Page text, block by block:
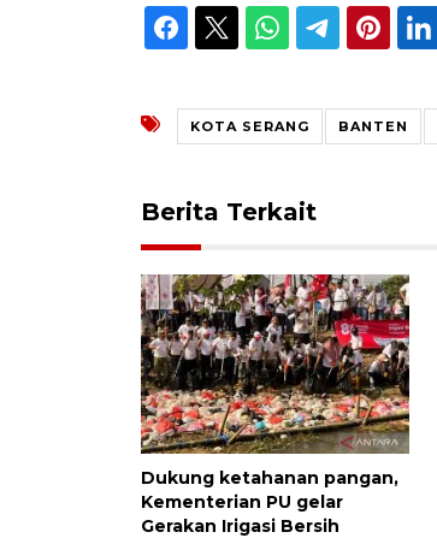
KOTA SERANG BANTEN
Berita Terkait
Dukung ketahanan pangan,
Kementerian PU gelar
Gerakan Irigasi Bersih